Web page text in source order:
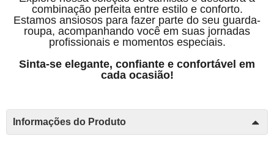
combinação perfeita entre estilo e conforto.
Estamos ansiosos para fazer parte do seu guarda-
roupa, acompanhando você em suas jornadas
profissionais e momentos especiais.
Sinta-se elegante, confiante e confortável em
cada ocasião!
Informações do Produto